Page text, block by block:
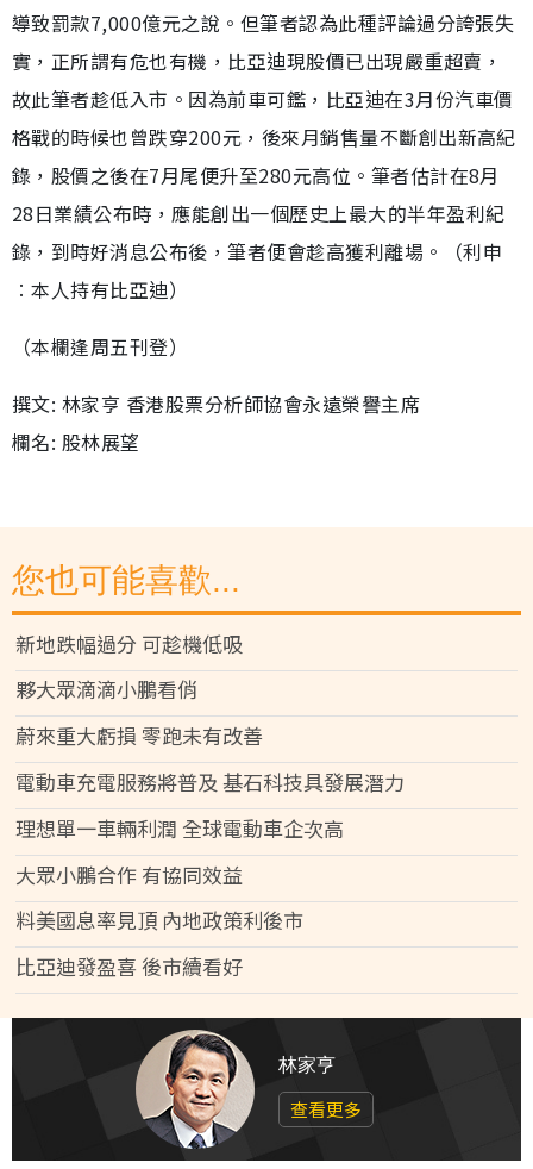
導致罰款7,000億元之說。但筆者認為此種評論過分誇張失
實，正所謂有危也有機，比亞迪現股價已出現嚴重超賣，
故此筆者趁低入市。因為前車可鑑，比亞迪在3月份汽車價
格戰的時候也曾跌穿200元，後來月銷售量不斷創出新高紀
錄，股價之後在7月尾便升至280元高位。筆者估計在8月
28日業績公布時，應能創出一個歷史上最大的半年盈利紀
錄，到時好消息公布後，筆者便會趁高獲利離場。（利申
︰本人持有比亞迪）
（本欄逢周五刊登）
撰文: 林家亨 香港股票分析師協會永遠榮譽主席
欄名: 股林展望
您也可能喜歡...
新地跌幅過分 可趁機低吸
夥大眾滴滴小鵬看俏
蔚來重大虧損 零跑未有改善
電動車充電服務將普及 基石科技具發展潛力
理想單一車輛利潤 全球電動車企次高
大眾小鵬合作 有協同效益
料美國息率見頂 內地政策利後市
比亞迪發盈喜 後市續看好
林家亨
查看更多